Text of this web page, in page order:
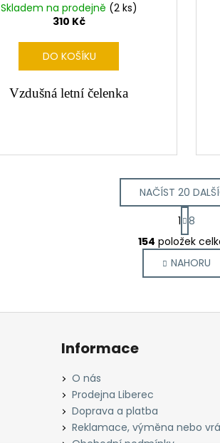
Skladem na prodejně (2 ks)
310 Kč
DO KOŠÍKU
Vzdušná letní čelenka
O
v
l
á
a
y
NAČÍST 20
S
t
r
á
n
k
v
1 8
154 položek
NAHORU
Informace
O nás
Prodejna Liberec
Doprava a platba
Reklamace, výměna nebo